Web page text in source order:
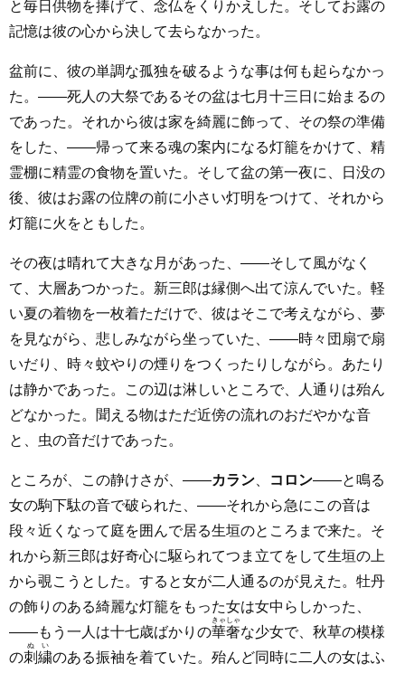
と毎日供物を捧げて、念仏をくりかえした。そしてお露の
記憶は彼の心から決して去らなかった。
盆前に、彼の単調な孤独を破るような事は何も起らなかっ
た。――死人の大祭であるその盆は七月十三日に始まるの
であった。それから彼は家を綺麗に飾って、その祭の準備
をした、――帰って来る魂の案内になる灯籠をかけて、精
霊棚に精霊の食物を置いた。そして盆の第一夜に、日没の
後、彼はお露の位牌の前に小さい灯明をつけて、それから
灯籠に火をともした。
その夜は晴れて大きな月があった、――そして風がなく
て、大層あつかった。新三郎は縁側へ出て涼んでいた。軽
い夏の着物を一枚着ただけで、彼はそこで考えながら、夢
を見ながら、悲しみながら坐っていた、――時々団扇で扇
いだり、時々蚊やりの煙りをつくったりしながら。あたり
は静かであった。この辺は淋しいところで、人通りは殆ん
どなかった。聞える物はただ近傍の流れのおだやかな音
と、虫の音だけであった。
ところが、この静けさが、――カラン コロン――と鳴る
女の駒下駄の音で破られた、――それから急にこの音は
段々近くなって庭を囲んで居る生垣のところまで来た。そ
れから新三郎は好奇心に駆られてつま立てをして生垣の上
から覗こうとした。すると女が二人通るのが見えた。牡丹
の飾りのある綺麗な灯籠をもった女は女中らしかった、
――もう一人は十七歳ばかりの華奢
きゃしゃ
な少女で、秋草の模様
の刺繍
ぬい
のある振袖を着ていた。殆んど同時に二人の女はふ